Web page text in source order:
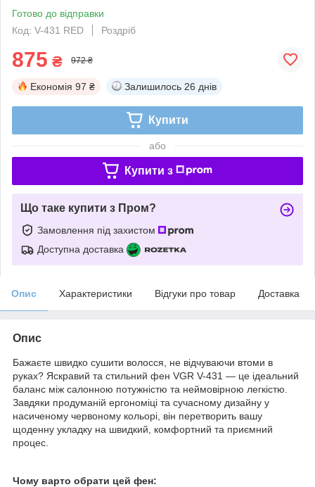
Готово до відправки
Код: V-431 RED
Роздріб
875 ₴ 972 ₴
Економія 97 ₴ Залишилось 26 днів
Купити
або
Купити з
Що таке купити з Пром?
Замовлення під захистом
Доступна доставка
Опис Характеристики Відгуки про товар Доставка
Опис
Бажаєте швидко сушити волосся, не відчуваючи втоми в
руках? Яскравий та стильний фен VGR V-431 — це ідеальний
баланс між салонною потужністю та неймовірною легкістю.
Завдяки продуманій ергономіці та сучасному дизайну у
насиченому червоному кольорі, він перетворить вашу
щоденну укладку на швидкий, комфортний та приємний
процес.
Чому варто обрати цей фен: